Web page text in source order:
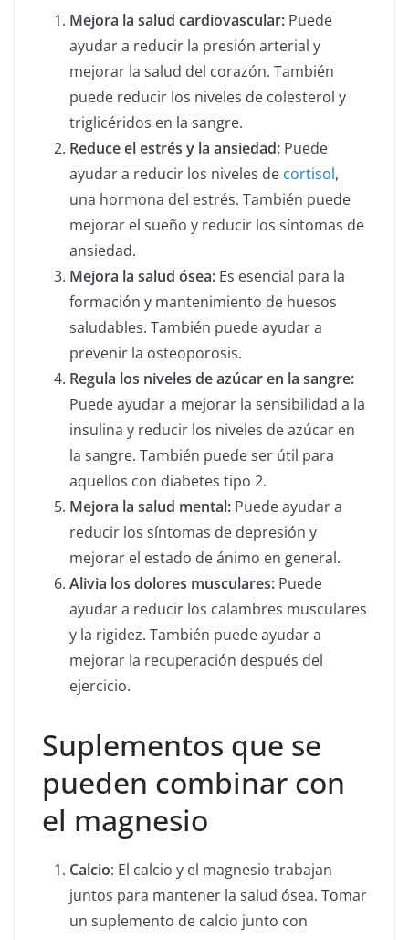
Mejora la salud cardiovascular: Puede
ayudar a reducir la presión arterial y
mejorar la salud del corazón. También
puede reducir los niveles de colesterol y
triglicéridos en la sangre.
Reduce el estrés y la ansiedad: Puede
ayudar a reducir los niveles de cortisol,
una hormona del estrés. También puede
mejorar el sueño y reducir los síntomas de
ansiedad.
Mejora la salud ósea: Es esencial para la
formación y mantenimiento de huesos
saludables. También puede ayudar a
prevenir la osteoporosis.
Regula los niveles de azúcar en la sangre:
Puede ayudar a mejorar la sensibilidad a la
insulina y reducir los niveles de azúcar en
la sangre. También puede ser útil para
aquellos con diabetes tipo 2.
Mejora la salud mental: Puede ayudar a
reducir los síntomas de depresión y
mejorar el estado de ánimo en general.
Alivia los dolores musculares: Puede
ayudar a reducir los calambres musculares
y la rigidez. También puede ayudar a
mejorar la recuperación después del
ejercicio.
Suplementos que se
pueden combinar con
el magnesio
Calcio: El calcio y el magnesio trabajan
juntos para mantener la salud ósea. Tomar
un suplemento de calcio junto con